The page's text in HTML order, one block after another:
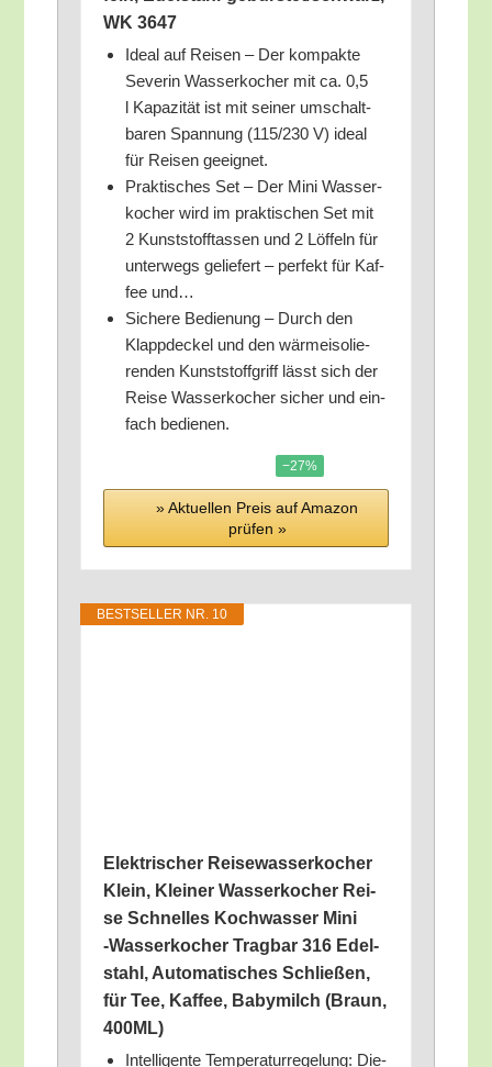
WK 3647
Ide­al auf Rei­sen – Der kom­pak­te
Seve­rin Was­ser­ko­cher mit ca. 0,5
l Kapa­zi­tät ist mit sei­ner umschalt­
ba­ren Span­nung (115/​230 V) ide­al
für Rei­sen geeignet.
Prak­ti­sches Set – Der Mini Was­ser­
ko­cher wird im prak­ti­schen Set mit
2 Kunst­stoff­tas­sen und 2 Löf­feln für
unter­wegs gelie­fert – per­fekt für Kaf­
fee und…
Siche­re Bedie­nung – Durch den
Klapp­de­ckel und den wär­me­iso­lie­
ren­den Kunst­stoff­griff lässt sich der
Rei­se Was­ser­ko­cher sicher und ein­
fach bedienen.
−27%
» Aktu­el­len Preis auf Ama­zon
prü­fen »
BEST­SEL­LER NR. 10
Elek­tri­scher Rei­se­was­ser­ko­cher
Klein, Klei­ner Was­ser­ko­cher Rei­
se Schnel­les Koch­was­ser Mini
‑Was­ser­ko­cher Trag­bar 316 Edel­
stahl, Auto­ma­ti­sches Schlie­ßen,
für Tee, Kaf­fee, Baby­milch (Braun,
400ML)
Intel­li­gen­te Tem­pe­ra­tur­re­ge­lung: Die­